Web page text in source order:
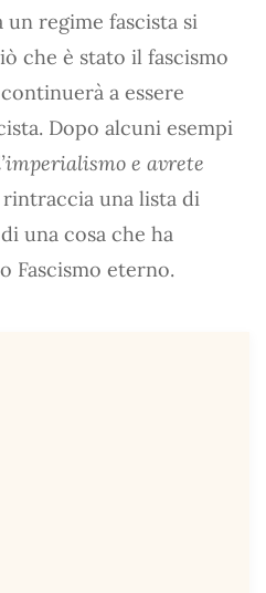
un regime fascista si
che è stato il fascismo
a essere
Dopo alcuni esempi
e avrete
rintraccia una lista di
una cosa che ha
Fascismo eterno.